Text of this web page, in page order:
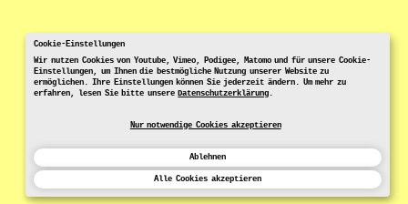
Cookie-Einstellungen
Wir nutzen Cookies von Youtube, Vimeo, Podigee, Matomo und für unsere Cookie-
Einstellungen, um Ihnen die bestmögliche Nutzung unserer Website zu
ermöglichen. Ihre Einstellungen können Sie jederzeit ändern. Um mehr zu
erfahren, lesen Sie bitte unsereDatenschutzerklärung.
Nur notwendige Cookies akzeptieren
Ablehnen
Alle Cookies akzeptieren